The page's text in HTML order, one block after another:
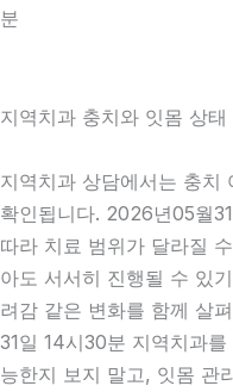
분
지역치과 충치와 잇몸 상태
지역치과 상담에서는 충치
확인됩니다. 2026년05월
따라 치료 범위가 달라질
아도 서서히 진행될 수 있
려감 같은 변화를 함께 살
31일 14시30분 지역치과
능한지 보지 말고, 잇몸 관